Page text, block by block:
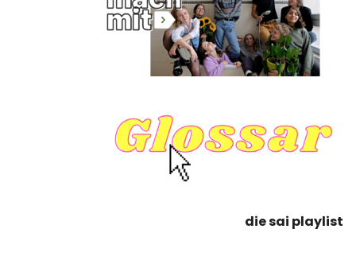
die sai playlist